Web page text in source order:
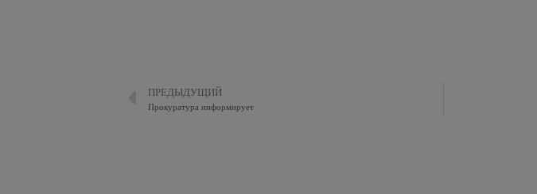
ПРЕДЫДУЩИЙ
Прокуратура информирует